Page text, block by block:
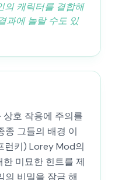
의 캐릭터를 결합해
과에 놀랄 수도 있
호 작용에 주의를
종 그들의 배경 이
런키) Lorey Mod의
미묘한 힌트를 제
의 비밀을 잠금 해